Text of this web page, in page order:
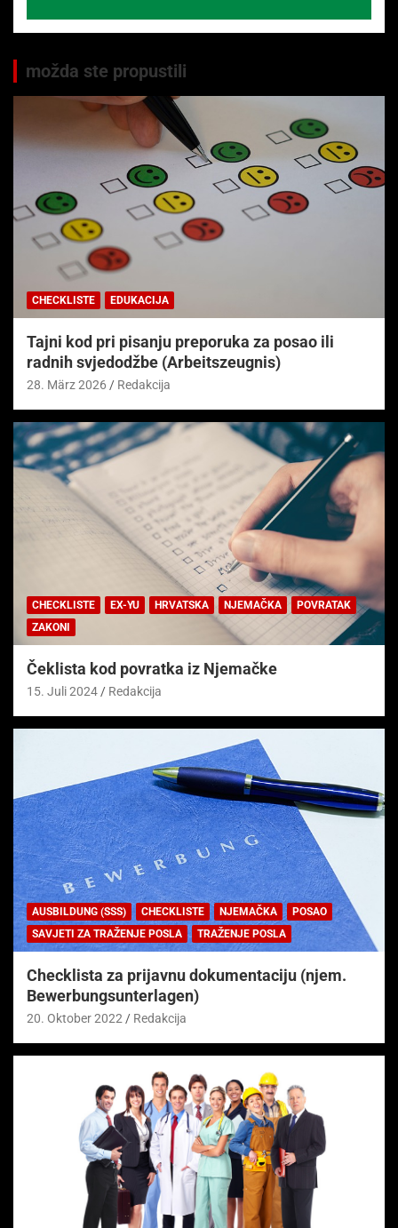
možda ste propustili
CHECKLISTE EDUKACIJA
Tajni kod pri pisanju preporuka za posao ili
radnih svjedodžbe (Arbeitszeugnis)
28. März 2026 Redakcija
CHECKLISTE EX-YU HRVATSKA NJEMAČKA
POVRATAK
ZAKONI
Čeklista kod povratka iz Njemačke
15. Juli 2024 Redakcija
AUSBILDUNG (SSS) CHECKLISTE NJEMAČKA
POSAO
SAVJETI ZA TRAŽENJE POSLA
TRAŽENJE POSLA
Checklista za prijavnu dokumentaciju (njem.
Bewerbungsunterlagen)
20. Oktober 2022 Redakcija